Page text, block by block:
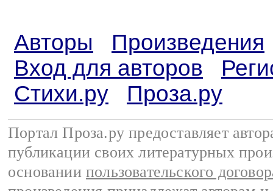
Авторы
Произведения
Вход для авторов
Стихи.ру
Проза.ру
Портал Проза.ру предоставляет
публикации своих литературных
основании пользовательского